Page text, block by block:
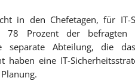
in den Chefetagen, für IT-
78 Prozent der befragten
separate Abteilung, die
haben eine IT-